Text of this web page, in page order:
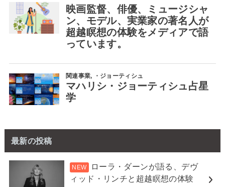
最新の投稿
ローラ・ダーンが語る、デヴ
ィッド・リンチと超越瞑想の体験